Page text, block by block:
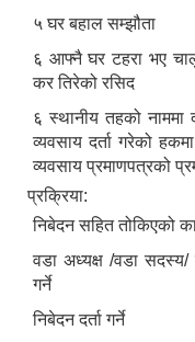
५ घर बहाल सम्झौता
६ आफ्नै घर टहरा भए
कर तिरेको रसिद
६ स्थानीय तहको नाममा
व्यवसाय दर्ता गरेको
व्यवसाय प्रमाणपत्रको
प्रक्रिया:
निबेदन सहित तोकिएको
वडा अध्यक्ष /वडा
गर्ने
निबेदन दर्ता गर्ने